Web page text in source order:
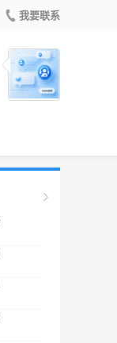
我要联系